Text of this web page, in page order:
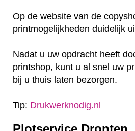
Op de website van de
printmogelijkheden duidelijk
Nadat u uw opdracht heeft
printshop, kunt u al snel uw
bij u thuis laten bezorgen.
Tip: Drukwerknodig.nl